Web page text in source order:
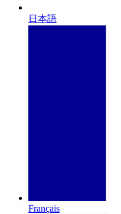
日本語
Français